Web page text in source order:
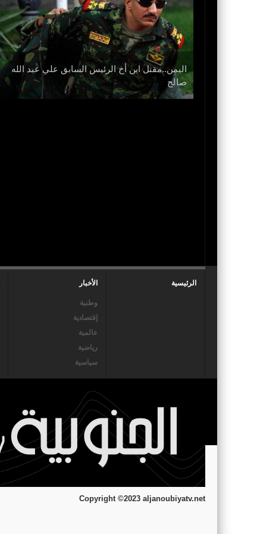
اليمن..مقتل ابن أخ الرئيس السابق علي عبد الله
صالح
الرئيسية الأخبار
وطنية
إقتصادية
عالمية
رياضية
سياسية
Copyright ©2023 aljanoubiyatv.net